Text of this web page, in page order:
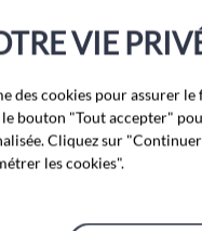
VIE
des cookies pour assurer
bouton "Tout accepter"
Cliquez sur
les cookies".